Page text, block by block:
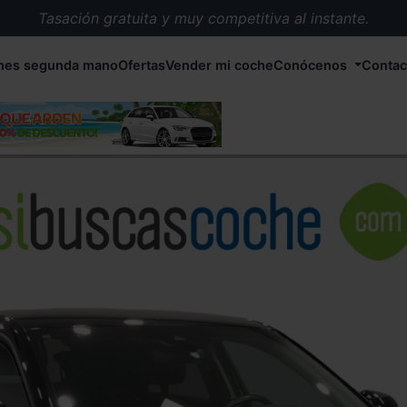
Tasación gratuita y muy competitiva al instante.
Más de 5.000 conductores satisfechos.
Buscamos el coche que tu quieras.
Recogemos tu coche en cualquier parte de España.
Compramos tu coche. Pago inmediato.
segunda manoOfertasVender mi cocheConócenos